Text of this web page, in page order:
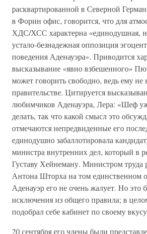
расквартированной в Северной
в Форин офис, говорится, что для
ХДС/ХСС характерна «единодушная,
устало-безнадежная оппозиция
поведения Аденауэра». Приводится
высказывание «явно взбешенного»
может говорить свободно, ведь ему не
правительстве. Цитируется
любимчиков Аденауэpa, Лера: «Шеф
делать, так что какой смысл это
отмечаются непредвиденные его
единодушно забаллотировала
министра внутренних дел, который в
Густаву Хейнеману. Министром труда
Антона Шторха на том единственном
Аденауэр его не очень жалует. Но это
исключения из общего правила; в
подобрал себе кабинет по своему
20 сентября его члены были